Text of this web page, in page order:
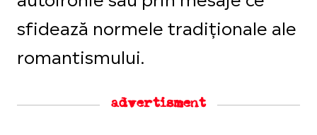
sfidează normele tradiționale ale
romantismului.
advertisment